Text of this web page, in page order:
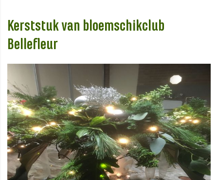
Kerststuk van bloemschikclub
Bellefleur